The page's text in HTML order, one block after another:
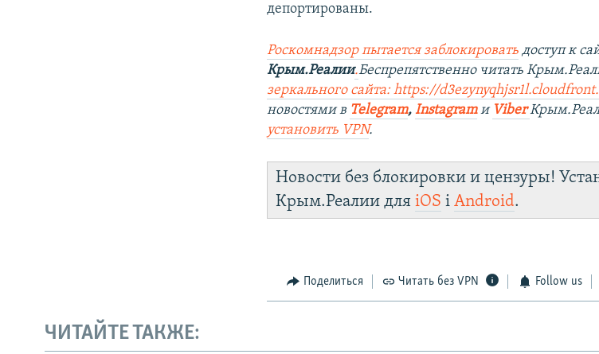
депортированы.
Роскомнадзор пытается заблокировать доступ к
Крым.Реалии.Беспрепятственно читать
зеркального сайта: https://
новостями в Telegram,Instagramи Viber
установить VPN.
Новости без блокировки и цензуры!
Крым.Реалии дляiOS іAndroid.
Поделиться Читать без VPN Follow us
ЧИТАЙТЕ ТАКЖЕ: